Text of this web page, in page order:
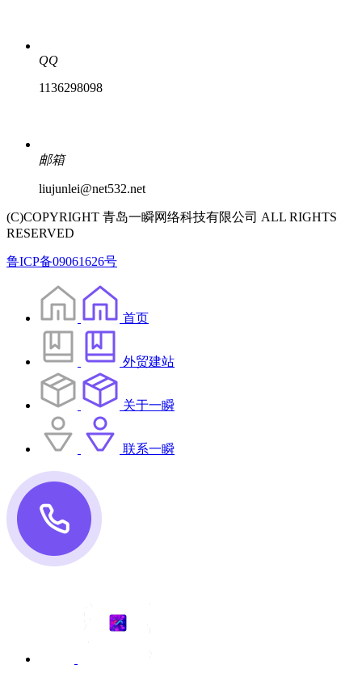
QQ
1136298098
邮箱
liujunlei@net532.net
(C)COPYRIGHT 青岛一瞬网络科技有限公司 ALL RIGHTS
RESERVED
鲁ICP备09061626号
首页
外贸建站
关于一瞬
联系一瞬